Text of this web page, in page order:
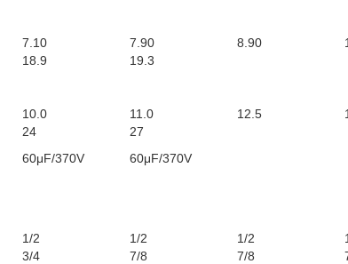
7.10 7.90 8.90
18.9 19.3
10.0 11.0 12.5
24
27
60μF/370V
60μF/370V
1/2 1/2 1/2
3/4 7/8 7/8